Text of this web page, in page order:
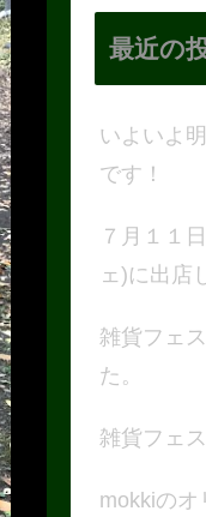
最近の
いよいよ
です！
７月１１
ェ)に出店
雑貨フェ
た。
雑貨フェ
mokkiのオ